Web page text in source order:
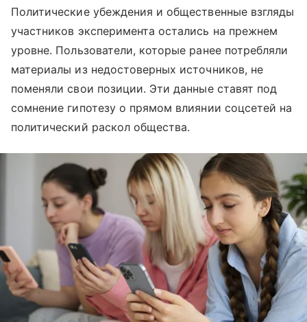
Политические убеждения и общественные взгляды
участников эксперимента остались на прежнем
уровне. Пользователи, которые ранее потребляли
материалы из недостоверных источников, не
поменяли свои позиции. Эти данные ставят под
сомнение гипотезу о прямом влиянии соцсетей на
политический раскол общества.